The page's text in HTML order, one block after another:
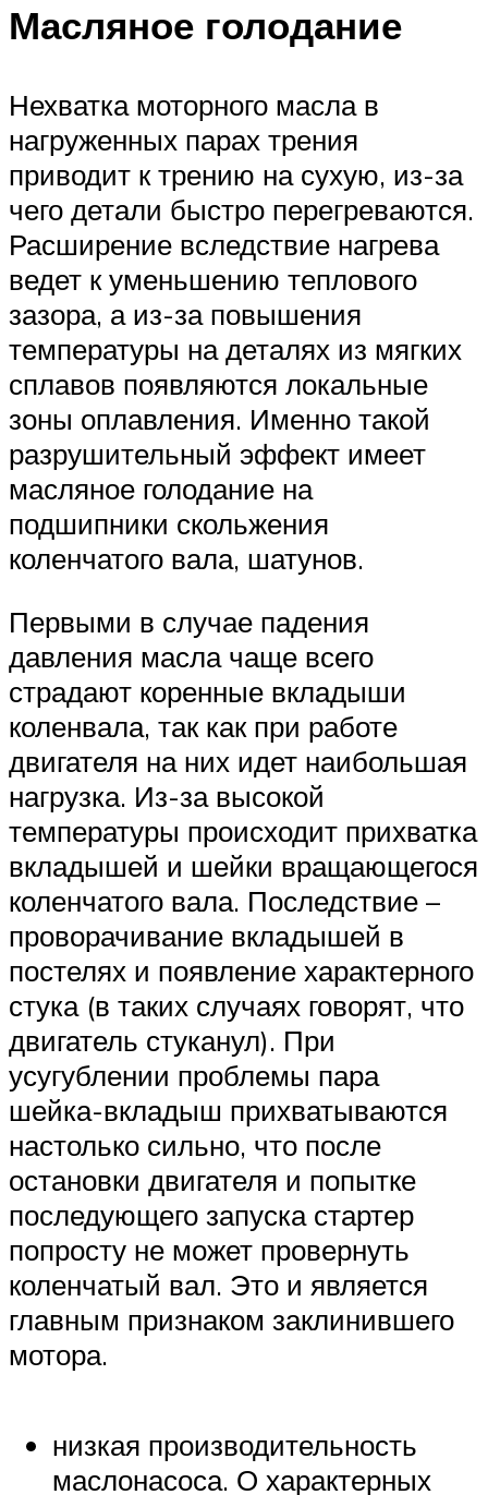
Масляное голодание
Нехватка моторного масла в
нагруженных парах трения
приводит к трению на сухую, из-за
чего детали быстро перегреваются.
Расширение вследствие нагрева
ведет к уменьшению теплового
зазора, а из-за повышения
температуры на деталях из мягких
сплавов появляются локальные
зоны оплавления. Именно такой
разрушительный эффект имеет
масляное голодание на
подшипники скольжения
коленчатого вала, шатунов.
Первыми в случае падения
давления масла чаще всего
страдают коренные вкладыши
коленвала, так как при работе
двигателя на них идет наибольшая
нагрузка. Из-за высокой
температуры происходит прихватка
вкладышей и шейки вращающегося
коленчатого вала. Последствие –
проворачивание вкладышей в
постелях и появление характерного
стука (в таких случаях говорят, что
двигатель стуканул). При
усугублении проблемы пара
шейка-вкладыш прихватываются
настолько сильно, что после
остановки двигателя и попытке
последующего запуска стартер
попросту не может провернуть
коленчатый вал. Это и является
главным признаком заклинившего
мотора.
низкая производительность
маслонасоса. О характерных